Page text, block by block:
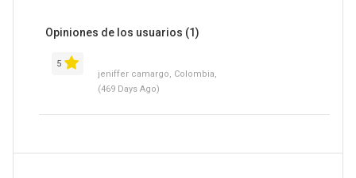
Opiniones de los usuarios (1)
5
jeniffer camargo, Colombia,
(469 Days Ago)